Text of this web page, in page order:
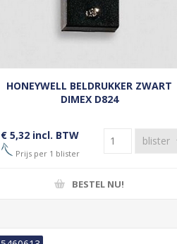
HONEYWELL BELDRUKKER ZWART
DIMEX D824
€ 5,32 incl. BTW
Prijs per 1 blister
BESTEL NU!